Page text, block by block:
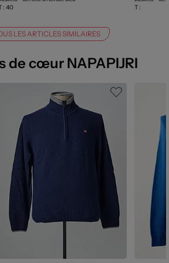
: 40 T :
LES ARTICLES SIMILAIRES
de cœur NAPAPIJRI